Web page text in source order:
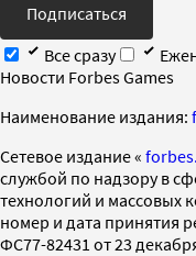
Подписаться
Все сразу
Новости Forbes Games
Наименование издания:
Cетевое издание «
службой по надзору в
технологий и массовых
номер и дата принятия
ФС77-82431 от 23